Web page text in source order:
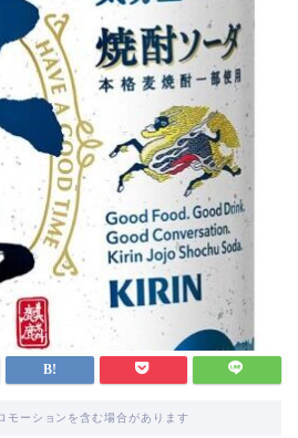
モーションを含む場合があります